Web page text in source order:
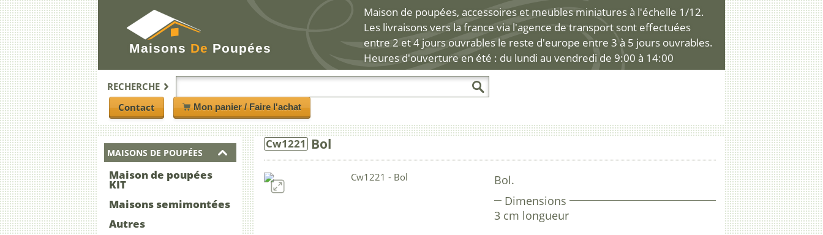
Maisons De Poupées
Maison de poupées, accessoires et meubles miniatures à l'échelle 1/12.
Les livraisons vers la france via l'agence de transport sont effectuées
entre 2 et 4 jours ouvrables le reste d'europe entre 3 à 5 jours ouvrables.
Heures d'ouverture en été : du lundi au vendredi de 9:00 à 14:00
RECHERCHE
Contact
Mon panier / Faire l'achat
MAISONS DE POUPÉES
Maison de poupées
KIT
Maisons semimontées
Autres
Cw1221 Bol
Bol.
Dimensions
3 cm longueur